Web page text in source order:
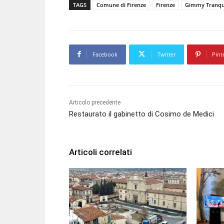
l TAGS Comune di Firenze Firenze Gimmy
Facebook Twitter
Articolo precedente
Restaurato il gabinetto di Cosimo de Medici
Articoli correlati